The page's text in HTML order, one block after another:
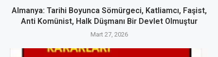
Almanya: Tarihi Boyunca Sömürgeci, Katliamcı, Faşist,
Anti Komünist, Halk Düşmanı Bir Devlet Olmuştur
Mart 27, 2026